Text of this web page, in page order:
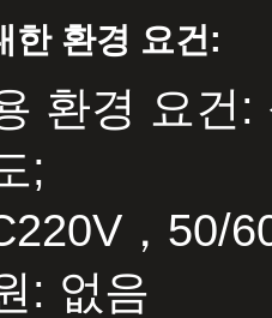
한 환경 요건:
환경 요건
;
，50/
: 없음